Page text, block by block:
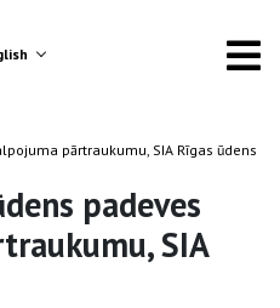
pārtraukumu, SIA Rīgas ūdens
padeves
SIA